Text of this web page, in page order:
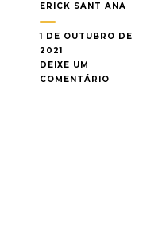
ERICK SANT ANA
1 DE OUTUBRO DE
2021
DEIXE UM
COMENTÁRIO